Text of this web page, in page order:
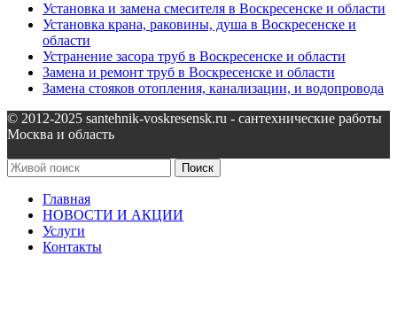
Установка и замена смесителя в Воскресенске и области
Установка крана, раковины, душа в Воскресенске и
области
Устранение засора труб в Воскресенске и области
Замена и ремонт труб в Воскресенске и области
Замена стояков отопления, канализации, и водопровода
© 2012-2025 santehnik-voskresensk.ru - сантехнические работы
Москва и область
Поиск
Главная
НОВОСТИ И АКЦИИ
Услуги
Контакты